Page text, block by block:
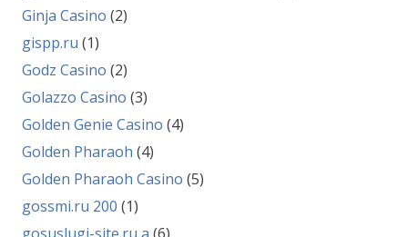
Ginja Casino (2)
gispp.ru (1)
Godz Casino (2)
Golazzo Casino (3)
Golden Genie Casino (4)
Golden Pharaoh (4)
Golden Pharaoh Casino (5)
gossmi.ru 200 (1)